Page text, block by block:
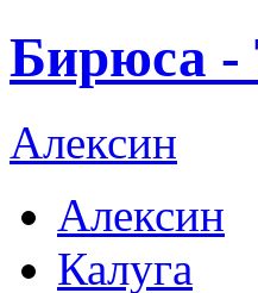
Бирюса -
Алексин
Алексин
Калуга